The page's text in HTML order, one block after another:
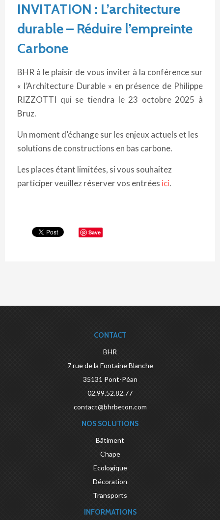
INVITATION : L’architecture
durable – Réduire l’empreinte
Carbone
BHR à le plaisir de vous inviter à la conférence sur
« l’Architecture Durable » en présence de Philippe
RIZZOTTI qui se tiendra le 23 octobre 2025 à
Bruz.
Un moment d’échange sur les enjeux actuels et les
solutions de constructions en bas carbone.
Les places étant limitées, si vous souhaitez
participer veuillez réserver vos entrées ici.
Save
CONTACT
BHR
7 rue de la Fontaine Blanche
35131 Pont-Péan
02.99.52.82.77
contact@bhrbeton.com
NOS SOLUTIONS
Bâtiment
Chape
Ecologique
Décoration
Transports
INFORMATIONS